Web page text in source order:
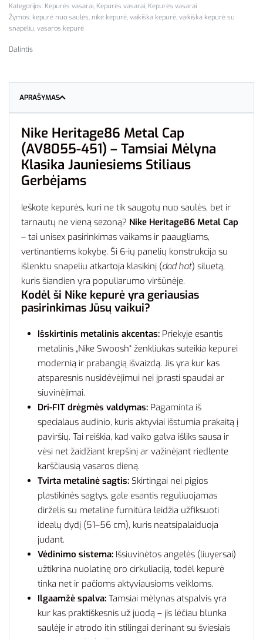
Kategorijos: Kepurės vasarai, Kepurės vasarai, Kepurės vasarai
Žymos: kepurė nuo saulės, nike kepurė, vaikiška kepurė, vaikiška kepurė su
snapeliu, vasaros kepurė
Dalintis
APRAŠYMAS
Nike Heritage86 Metal Cap
(AV8055-451) – Tamsiai Mėlyna
Klasika Jauniesiems Stiliaus
Gerbėjams
Ieškote kepurės, kuri ne tik saugotų nuo saulės, bet ir
tarnautų ne vieną sezoną? Nike Heritage86 Metal Cap
– tai unisex pasirinkimas vaikams ir paaugliams,
vertinantiems kokybę. Ši 6-ių panelių konstrukcija su
išlenktu snapeliu atkartoja klasikinį (dad hat) siluetą,
kuris šiandien yra populiarumo viršūnėje.
Kodėl ši Nike kepurė yra geriausias
pasirinkimas Jūsų vaikui?
Išskirtinis metalinis akcentas: Priekyje esantis
metalinis „Nike Swoosh“ ženkliukas suteikia kepurei
modernią ir prabangią išvaizdą. Jis yra kur kas
atsparesnis nusidėvėjimui nei įprasti spaudai ar
siuvinėjimai.
Dri-FIT drėgmės valdymas: Pagaminta iš
specialaus audinio, kuris aktyviai išstumia prakaitą į
paviršių. Tai reiškia, kad vaiko galva išliks sausa ir
vėsi net žaidžiant krepšinį ar važinėjant riedlente
karščiausią vasaros dieną.
Tvirta metalinė sagtis: Skirtingai nei pigios
plastikinės sagtys, gale esantis reguliuojamas
dirželis su metaline furnitūra leidžia užfiksuoti
idealų dydį (51–56 cm), kuris neatsipalaiduoja
judant.
Vėdinimo sistema: Išsiuvinėtos angelės (liuyersai)
užtikrina nuolatinę oro cirkuliaciją, todėl kepurė
tinka net ir pačioms aktyviausioms veikloms.
Ilgaamžė spalva: Tamsiai mėlynas atspalvis yra
kur kas praktiškesnis už juodą – jis lėčiau blunka
saulėje ir atrodo itin stilingai derinant su šviesiais